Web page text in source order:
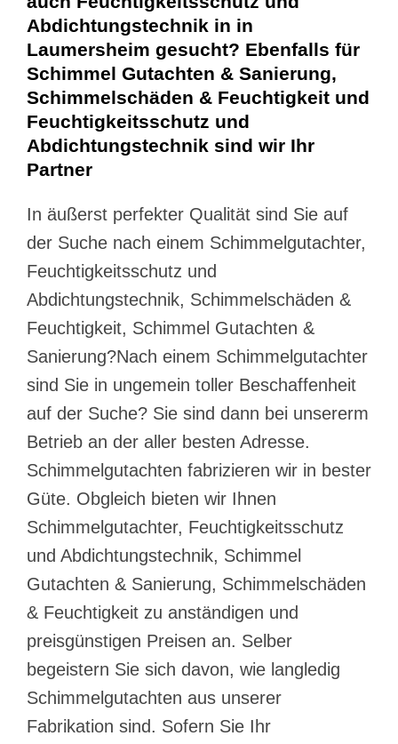
Abdichtungstechnik in in
Laumersheim gesucht? Ebenfalls für
Schimmel Gutachten & Sanierung,
Schimmelschäden & Feuchtigkeit und
Feuchtigkeitsschutz und
Abdichtungstechnik sind wir Ihr
Partner
In äußerst perfekter Qualität sind Sie auf
der Suche nach einem Schimmelgutachter,
Feuchtigkeitsschutz und
Abdichtungstechnik, Schimmelschäden &
Feuchtigkeit, Schimmel Gutachten &
Sanierung?Nach einem Schimmelgutachter
sind Sie in ungemein toller Beschaffenheit
auf der Suche? Sie sind dann bei unsererm
Betrieb an der aller besten Adresse.
Schimmelgutachten fabrizieren wir in bester
Güte. Obgleich bieten wir Ihnen
Schimmelgutachter, Feuchtigkeitsschutz
und Abdichtungstechnik, Schimmel
Gutachten & Sanierung, Schimmelschäden
& Feuchtigkeit zu anständigen und
preisgünstigen Preisen an. Selber
begeistern Sie sich davon, wie langledig
Schimmelgutachten aus unserer
Fabrikation sind. Sofern Sie Ihr